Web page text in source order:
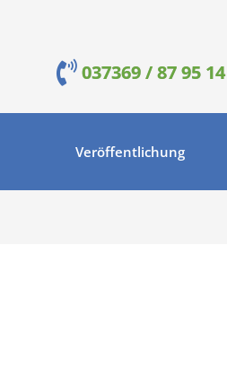
037369 / 87 95 14
Veröffentlichung